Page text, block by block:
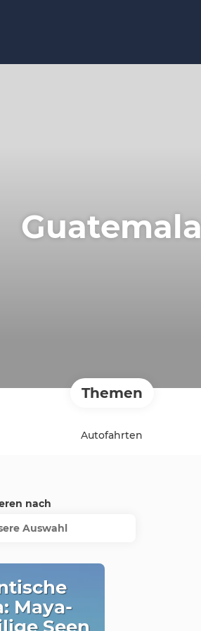
Guatemala
Themen
Autofahrten
nach
Auswahl
Maya-